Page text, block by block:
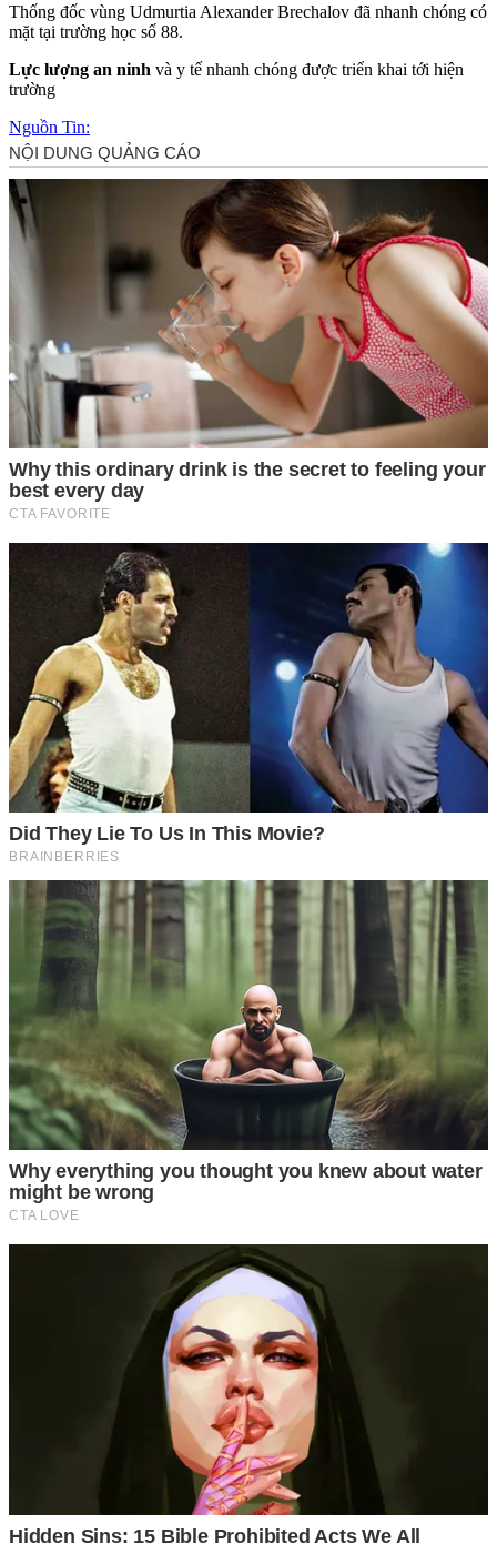
Thống đốc vùng Udmurtia Alexander Brechalov đã nhanh chóng có
mặt tại trường học số 88.
Lực lượng an ninh và y tế nhanh chóng được triển khai tới hiện
trường
Nguồn Tin: